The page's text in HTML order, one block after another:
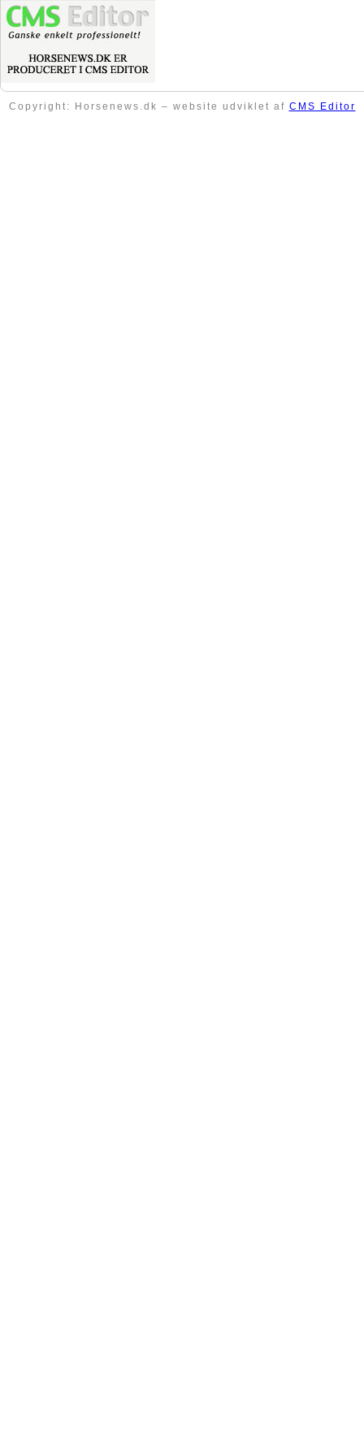
Copyright: Horsenews.dk – website udviklet af CMS Editor